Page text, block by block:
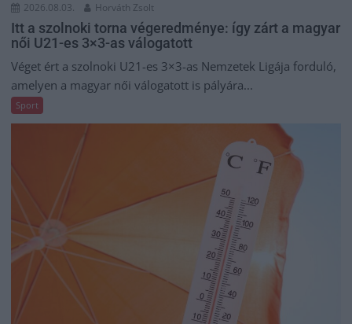
2026.08.03. Horváth Zsolt
Itt a szolnoki torna végeredménye: így zárt a magyar
női U21-es 3×3-as válogatott
Véget ért a szolnoki U21-es 3×3-as Nemzetek Ligája forduló,
amelyen a magyar női válogatott is pályára...
Sport